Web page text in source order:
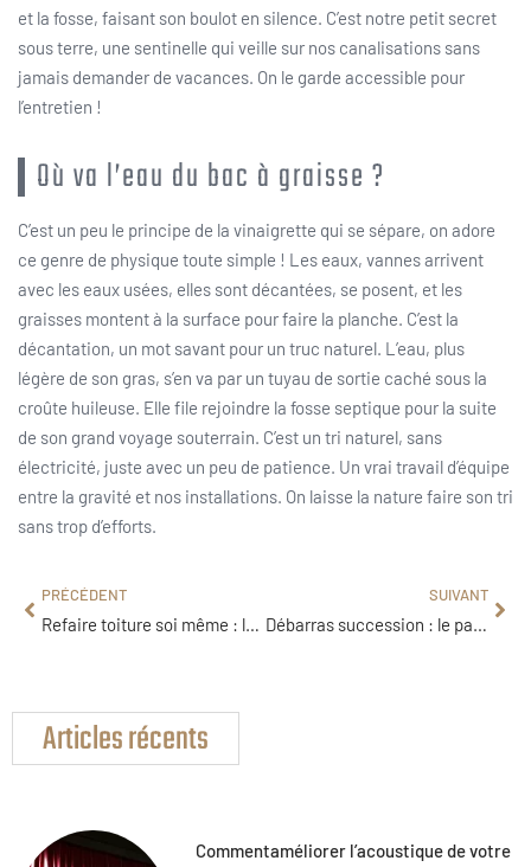
et la fosse, faisant son boulot en silence. C’est notre petit secret
sous terre, une sentinelle qui veille sur nos canalisations sans
jamais demander de vacances. On le garde accessible pour
l’entretien !
Où va l’eau du bac à graisse ?
C’est un peu le principe de la vinaigrette qui se sépare, on adore
ce genre de physique toute simple ! Les eaux, vannes arrivent
avec les eaux usées, elles sont décantées, se posent, et les
graisses montent à la surface pour faire la planche. C’est la
décantation, un mot savant pour un truc naturel. L’eau, plus
légère de son gras, s’en va par un tuyau de sortie caché sous la
croûte huileuse. Elle file rejoindre la fosse septique pour la suite
de son grand voyage souterrain. C’est un tri naturel, sans
électricité, juste avec un peu de patience. Un vrai travail d’équipe
entre la gravité et nos installations. On laisse la nature faire son tri
sans trop d’efforts.
PRÉCÉDENT
Refaire toiture soi même : la méthode pour une réfection sécurisée et durable
SUIVANT
Débarras succession : le paiement par le notaire pour vider la maison
Articles récents
Commentaméliorer l’acoustique de votre